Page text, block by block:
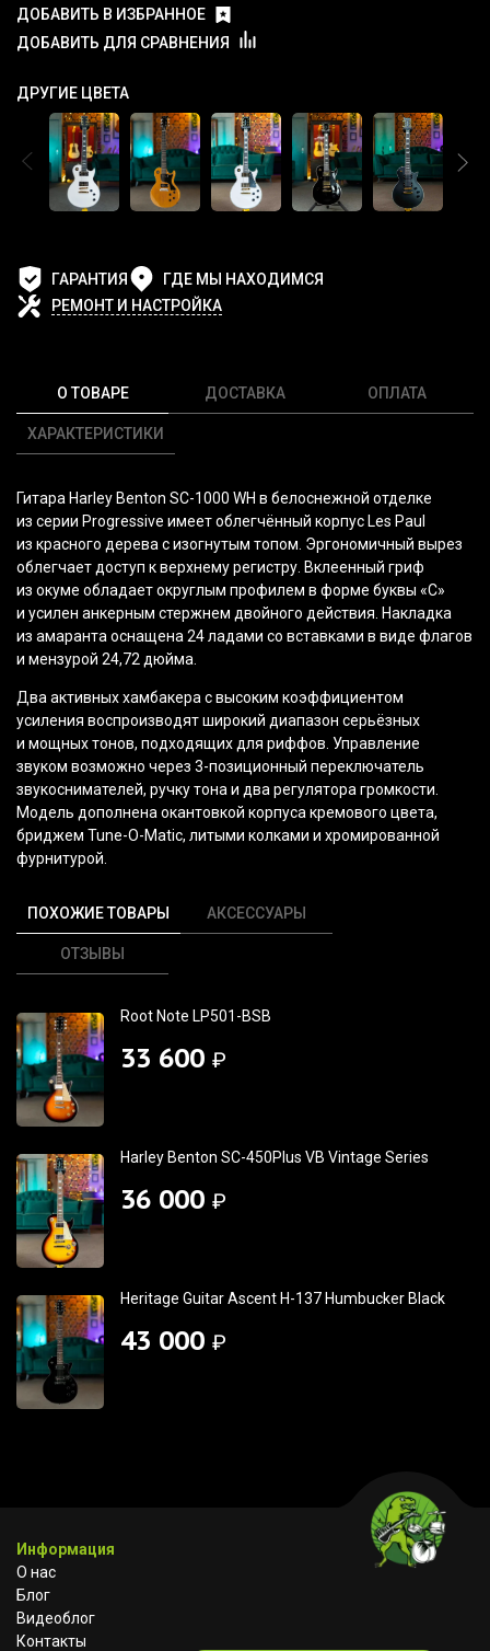
ДОБАВИТЬ В ИЗБРАННОЕ
ДОБАВИТЬ ДЛЯ СРАВНЕНИЯ
ДРУГИЕ ЦВЕТА
ГАРАНТИЯ
ГДЕ МЫ НАХОДИМСЯ
РЕМОНТ И НАСТРОЙКА
О ТОВАРЕ
ХАРАКТЕРИСТИКИ
ДОСТАВКА ОПЛАТА
Гитара Harley Benton SC-1000 WH в белоснежной отделке
из серии Progressive имеет облегчённый корпус Les Paul
из красного дерева с изогнутым топом. Эргономичный вырез
облегчает доступ к верхнему регистру. Вклеенный гриф
из окуме обладает округлым профилем в форме буквы «С»
и усилен анкерным стержнем двойного действия. Накладка
из амаранта оснащена 24 ладами со вставками в виде флагов
и мензурой 24,72 дюйма.
Два активных хамбакера с высоким коэффициентом
усиления воспроизводят широкий диапазон серьёзных
и мощных тонов, подходящих для риффов. Управление
звуком возможно через 3-позиционный переключатель
звукоснимателей, ручку тона и два регулятора громкости.
Модель дополнена окантовкой корпуса кремового цвета,
бриджем Tune-O-Matic, литыми колками и хромированной
фурнитурой.
ПОХОЖИЕ ТОВАРЫ АКСЕССУАРЫ
ОТЗЫВЫ
Root Note LP501-BSB
33 600 ₽
Harley Benton SC-450Plus VB Vintage Series
36 000 ₽
Heritage Guitar Ascent H-137 Humbucker Black
43 000 ₽
Информация
О нас
Блог
Видеоблог
Контакты